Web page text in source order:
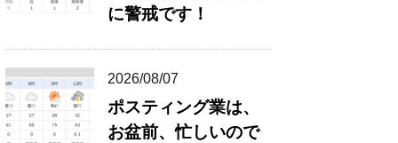
に警戒です！
2026/08/07
ポスティング業は、
お盆前、忙しいので